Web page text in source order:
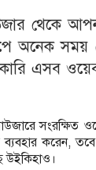
থেকে
অনেক সময়
এসব
করেন,
উইকিহাও।